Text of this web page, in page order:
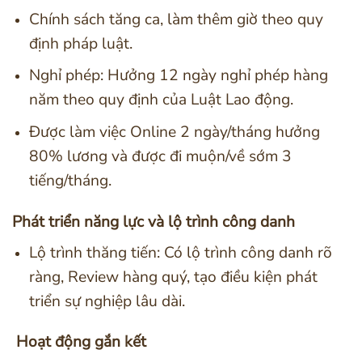
Chính sách tăng ca, làm thêm giờ theo quy
định pháp luật.
Nghỉ phép: Hưởng 12 ngày nghỉ phép hàng
năm theo quy định của Luật Lao động.
Được làm việc Online 2 ngày/tháng hưởng
80% lương và được đi muộn/về sớm 3
tiếng/tháng.
Phát triển năng lực và lộ trình công danh
Lộ trình thăng tiến: Có lộ trình công danh rõ
ràng, Review hàng quý, tạo điều kiện phát
triển sự nghiệp lâu dài.
Hoạt động gắn kết